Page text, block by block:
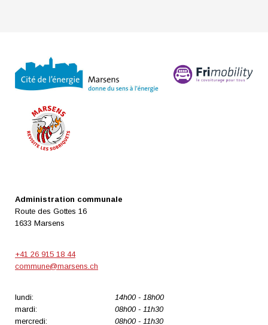
Administration communale
Route des Gottes 16
1633 Marsens
+41 26 915 18 44
commune@marsens.ch
lundi:
14h00 - 18h00
mardi:
08h00 - 11h30
mercredi:
08h00 - 11h30